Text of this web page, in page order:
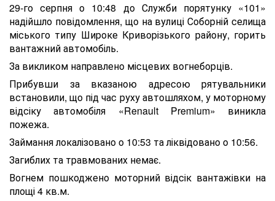
29-го серпня о 10:48 до Служби порятунку «101»
надійшло повідомлення, що на вулиці Соборній селища
міського типу Широке Криворізького району, горить
вантажний автомобіль.
За викликом направлено місцевих вогнеборців.
Прибувши за вказаною адресою рятувальники
встановили, що під час руху автошляхом, у моторному
відсіку автомобіля «Renault Premium» виникла
пожежа.
Займання локалізовано о 10:53 та ліквідовано о 10:56.
Загиблих та травмованих немає.
Вогнем пошкоджено моторний відсік вантажівки на
площі 4 кв.м.